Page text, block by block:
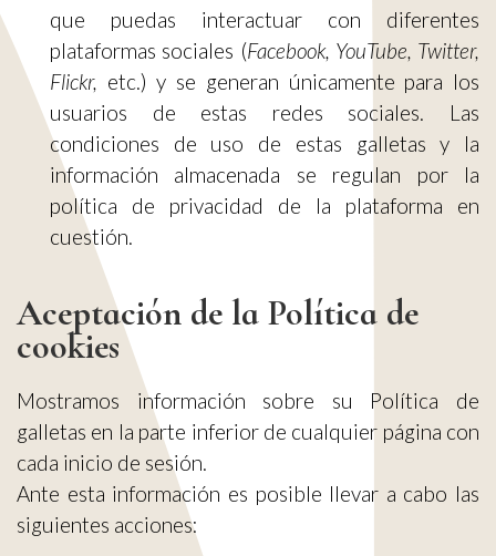
que puedas interactuar con diferentes
plataformas sociales (Facebook, YouTube, Twitter,
Flickr, etc.) y se generan únicamente para los
usuarios de estas redes sociales. Las
condiciones de uso de estas galletas y la
información almacenada se regulan por la
política de privacidad de la plataforma en
cuestión.
Aceptación de la Política de
cookies
Mostramos información sobre su Política de
galletas en la parte inferior de cualquier página con
cada inicio de sesión.
Ante esta información es posible llevar a cabo las
siguientes acciones: